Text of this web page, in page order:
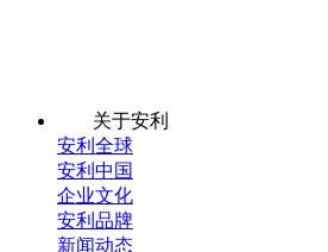
关于安利
安利全球
安利中国
企业文化
安利品牌
新闻动态